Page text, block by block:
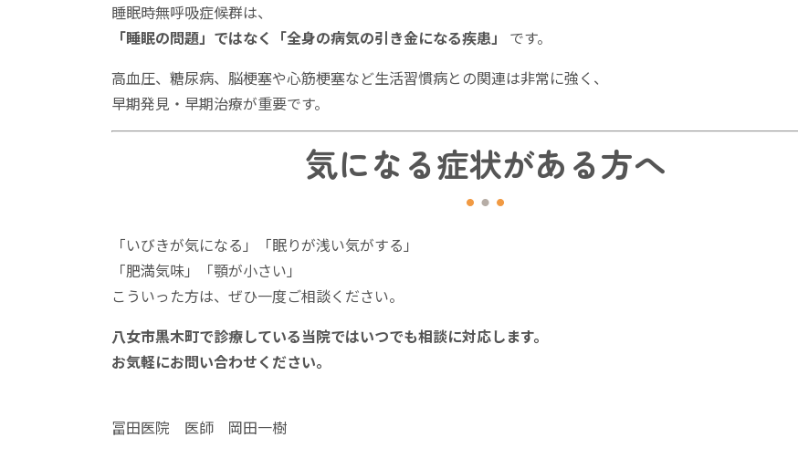
睡眠時無呼吸症候群は、
「睡眠の問題」ではなく「全身の病気の引き金になる疾患」
です。
高血圧、糖尿病、脳梗塞や心筋梗塞など生活習慣病との関連は非常に強く、
早期発見・早期治療が重要です。
気になる症状がある方へ
「いびきが気になる」「眠りが浅い気がする」
「肥満気味」「顎が小さい」
こういった方は、ぜひ一度ご相談ください。
八女市黒木町で診療している当院ではいつでも相談に対応します。
お気軽にお問い合わせください。
冨田医院 医師 岡田一樹